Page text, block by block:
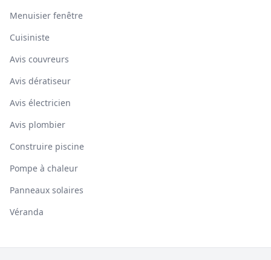
Menuisier fenêtre
Cuisiniste
Avis couvreurs
Avis dératiseur
Avis électricien
Avis plombier
Construire piscine
Pompe à chaleur
Panneaux solaires
Véranda